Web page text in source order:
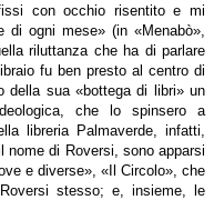
con occhio risentito e mi
ogni mese» (in «Menabò»,
riluttanza che ha di parlare
fu ben presto al centro di
della sua «bottega di libri» un
che lo spinsero a
libreria Palmaverde, infatti,
nome di Roversi, sono apparsi
e diverse», «Il Circolo», che
stesso; e, insieme, le